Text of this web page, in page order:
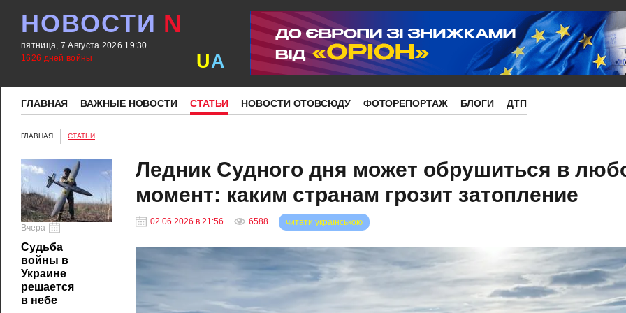
НОВОСТИ N
пятница, 7 Августа 2026 19:30
1626 дней войны
UA
ГЛАВНАЯ ВАЖНЫЕ НОВОСТИ СТАТЬИ НОВОСТИ ОТОВСЮДУ ФОТОРЕПОРТАЖ БЛОГИ ДТП
ГЛАВНАЯ СТАТЬИ
Вчера
Судьба
войны в
Украине
решается
в небе
Ледник Судного дня может обрушиться в
момент: каким странам грозит затопление
02.06.2026 в 21:56 6588 читати українською